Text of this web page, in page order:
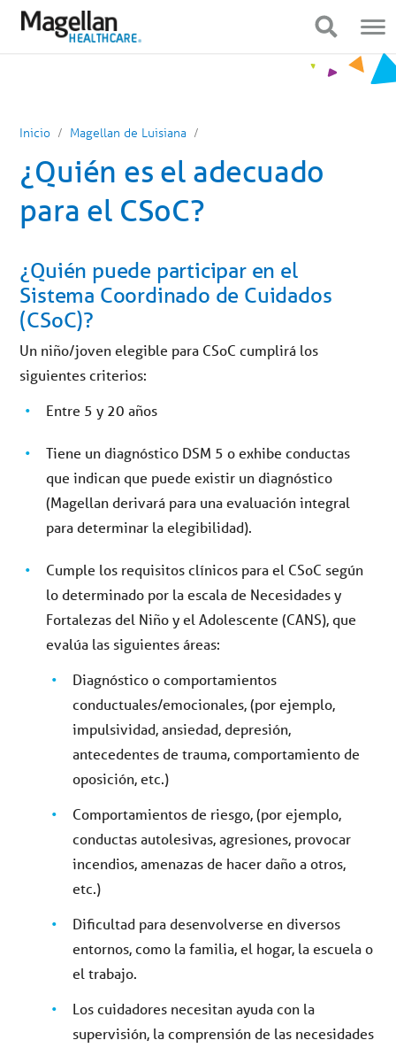
móvil
Inicio Magellan de Luisiana
¿Quién es el adecuado
para el CSoC?
¿Quién puede participar en el
Sistema Coordinado de Cuidados
(CSoC)?
Un niño/joven elegible para CSoC cumplirá los
siguientes criterios:
Entre 5 y 20 años
Tiene un diagnóstico DSM 5 o exhibe conductas
que indican que puede existir un diagnóstico
(Magellan derivará para una evaluación integral
para determinar la elegibilidad).
Cumple los requisitos clínicos para el CSoC según
lo determinado por la escala de Necesidades y
Fortalezas del Niño y el Adolescente (CANS), que
evalúa las siguientes áreas:
Diagnóstico o comportamientos
conductuales/emocionales, (por ejemplo,
impulsividad, ansiedad, depresión,
antecedentes de trauma, comportamiento de
oposición, etc.)
Comportamientos de riesgo, (por ejemplo,
conductas autolesivas, agresiones, provocar
incendios, amenazas de hacer daño a otros,
etc.)
Dificultad para desenvolverse en diversos
entornos, como la familia, el hogar, la escuela o
el trabajo.
Los cuidadores necesitan ayuda con la
supervisión, la comprensión de las necesidades